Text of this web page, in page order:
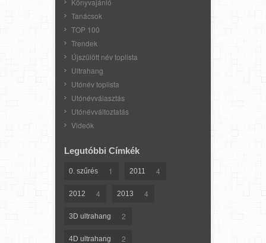
Tanácsok
TOP 100
Trendek
Újszülött név toplista
Ultrahang
Utónév toplista
Utónévválasztás
Utónévváltoztatás
Videók
Legutóbbi Címkék
0. szűrés 1 2011 4
2012 4 2013 4
3D ultrahang 2
4D ultrahang 2